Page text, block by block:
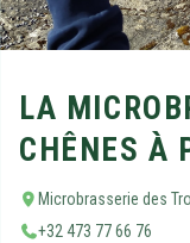
LA
CHÊNES À
Microbrasserie des
+32 473 77 66 76